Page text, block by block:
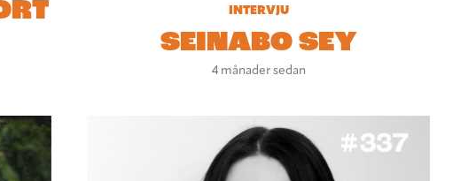
INTERVJU
SEINABO SEY
4 månader sedan